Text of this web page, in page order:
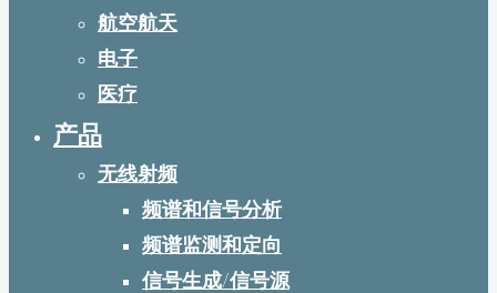
航空航天
电子
医疗
产品
无线射频
频谱和信号分析
频谱监测和定向
信号生成/信号源